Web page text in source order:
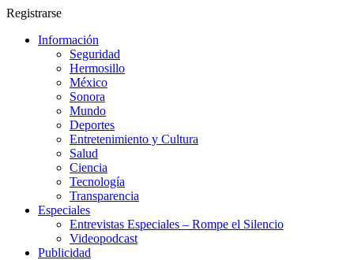
Registrarse
Información
Seguridad
Hermosillo
México
Sonora
Mundo
Deportes
Entretenimiento y Cultura
Salud
Ciencia
Tecnología
Transparencia
Especiales
Entrevistas Especiales – Rompe el Silencio
Videopodcast
Publicidad